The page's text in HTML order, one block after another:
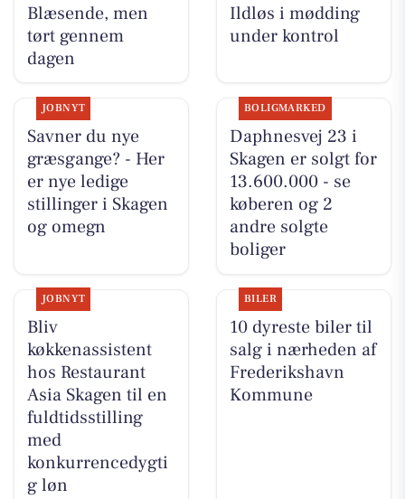
Blæsende, men
tørt gennem
dagen
Ildløs i mødding
under kontrol
JOBNYT
Savner du nye
græsgange? - Her
er nye ledige
stillinger i Skagen
og omegn
BOLIGMARKED
Daphnesvej 23 i
Skagen er solgt for
13.600.000 - se
køberen og 2
andre solgte
boliger
JOBNYT
Bliv
køkkenassistent
hos Restaurant
Asia Skagen til en
fuldtidsstilling
med
konkurrencedygti
g løn
BILER
10 dyreste biler til
salg i nærheden af
Frederikshavn
Kommune